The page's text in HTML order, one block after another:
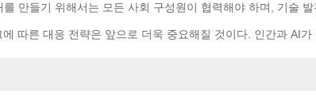
만들기 위해서는 모든 사회 구성원이 협력해야 하며, 기술
따른 대응 전략은 앞으로 더욱 중요해질 것이다. 인간과 AI